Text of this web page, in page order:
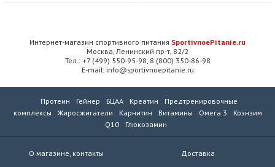
Интернет-магазин спортивного питания SportivnoePitanie.ru
Москва, Ленинский пр-т, 82/2
Тел.: +7 (499) 550-95-98, 8 (800) 350-86-98
E-mail: info@sportivnoepitanie.ru
Протеин Гейнер БЦАА Креатин
Предтренировочные
комплексы
Жиросжигатели Карнитин Витамины Омега 3
Коэнзим
Q10
Глюкозамин
О магазине, контакты Доставка